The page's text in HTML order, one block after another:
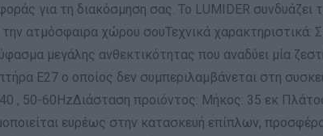
για τη διακόσμηση σας. Το LUMIDER
ατμόσφαιρα χώρου σουΤεχνικά
μεγάλης ανθεκτικότητας που αναδύει μία
Ε27 ο οποίος δεν συμπεριλαμβάνεται στη
, 50-60HzΔιάσταση προιόντος: Μήκος: 35 εκ
ευρέως στην κατασκευή επίπλων,